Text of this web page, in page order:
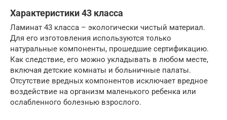
Характеристики 43 класса
Ламинат 43 класса – экологически чистый материал.
Для его изготовления используются только
натуральные компоненты, прошедшие сертификацию.
Как следствие, его можно укладывать в любом месте,
включая детские комнаты и больничные палаты.
Отсутствие вредных компонентов исключает вредное
воздействие на организм маленького ребенка или
ослабленного болезнью взрослого.